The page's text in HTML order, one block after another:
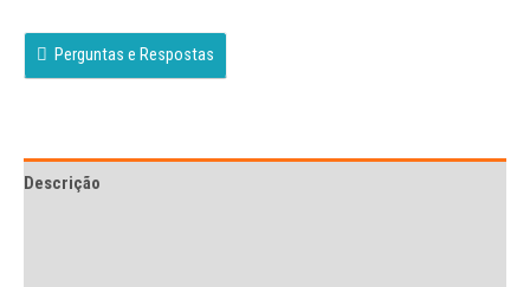
Perguntas e Respostas
Descrição